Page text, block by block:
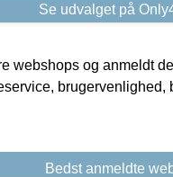
Se udvalget på
webshops og anmeldt
brugervenlighed,
Bedst anmeldte